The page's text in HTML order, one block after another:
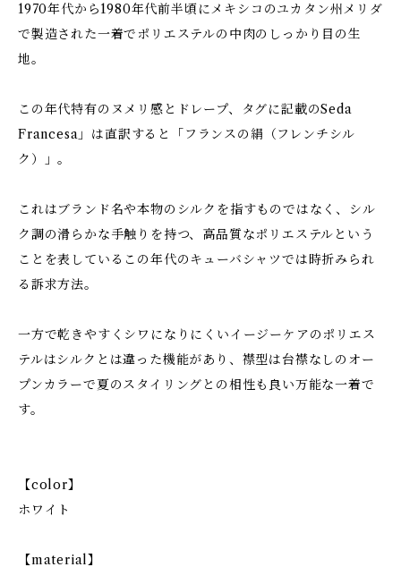
1970年代から1980年代前半頃にメキシコのユカタン州メリダ
で製造された一着でポリエステルの中肉のしっかり目の生
地。
この年代特有のヌメリ感とドレープ、タグに記載のSeda
Francesa」は直訳すると「フランスの絹（フレンチシル
ク）」。
これはブランド名や本物のシルクを指すものではなく、シル
ク調の滑らかな手触りを持つ、高品質なポリエステルという
ことを表しているこの年代のキューバシャツでは時折みられ
る訴求方法。
一方で乾きやすくシワになりにくいイージーケアのポリエス
テルはシルクとは違った機能があり、襟型は台襟なしのオー
プンカラーで夏のスタイリングとの相性も良い万能な一着で
す。
【color】
ホワイト
【material】